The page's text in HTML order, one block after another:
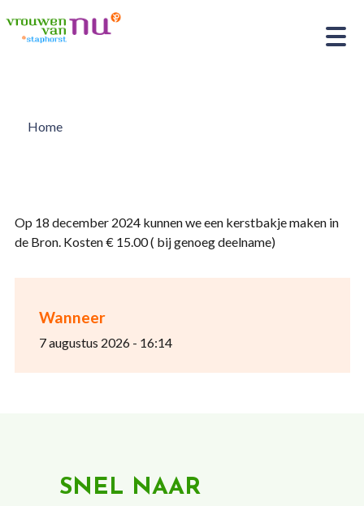
Home
Wanneer
7 augustus 2026 - 16:14
Op 18 december 2024 kunnen we een kerstbakje maken in
de Bron. Kosten € 15.00 ( bij genoeg deelname)
SNEL NAAR